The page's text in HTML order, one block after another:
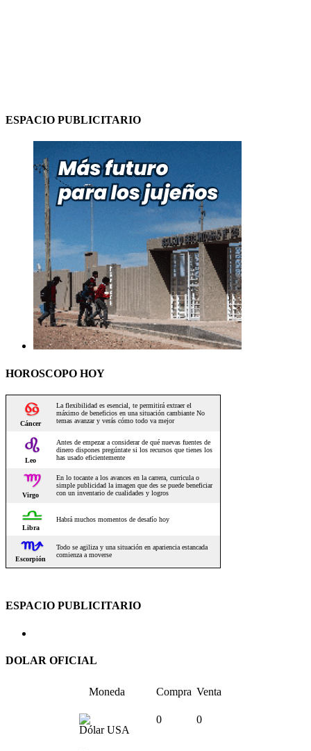
ESPACIO PUBLICITARIO
HOROSCOPO HOY
ESPACIO PUBLICITARIO
DOLAR OFICIAL
Moneda Compra Venta
Dólar USA
0 0